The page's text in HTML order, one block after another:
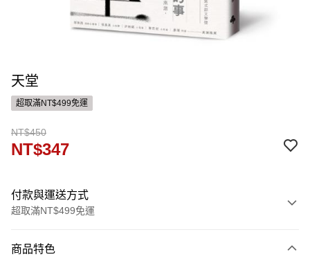
天堂
超取滿NT$499免運
NT$450
NT$347
付款與運送方式
超取滿NT$499免運
信用卡一次付款
商品特色